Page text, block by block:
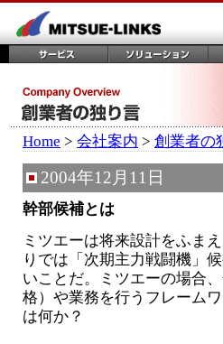
Home > 会社案内 > 創業者の
2004年12月11日
幹部候補とは
ミツエーは将来設計をふま
りでは「次期主力戦闘機」
いことだ。ミツエーの場合
格）や業務を行うフレーム
は何か？